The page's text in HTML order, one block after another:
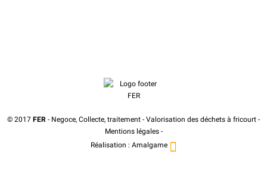
© 2017 FER - Negoce, Collecte, traitement - Valorisation des déchets à fricourt -
Mentions légales-
Réalisation : Amalgame